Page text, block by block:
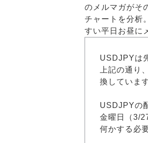
のメルマガがそ
チャートを分析
すい平日お昼に
USDJPYは
上記の通り
換しています
USDJPYの
金曜日（3/
何かする必